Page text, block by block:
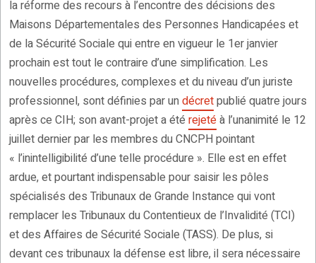
la réforme des recours à l’encontre des décisions des
Maisons Départementales des Personnes Handicapées et
de la Sécurité Sociale qui entre en vigueur le 1er janvier
prochain est tout le contraire d’une simplification. Les
nouvelles procédures, complexes et du niveau d’un juriste
professionnel, sont définies par undécretpublié quatre jours
après ce CIH; son avant-projet a été rejetéà l’unanimité le 12
juillet dernier par les membres du CNCPH pointant
« l’inintelligibilité d’une telle procédure ». Elle est en effet
ardue, et pourtant indispensable pour saisir les pôles
spécialisés des Tribunaux de Grande Instance qui vont
remplacer les Tribunaux du Contentieux de l’Invalidité (TCI)
et des Affaires de Sécurité Sociale (TASS). De plus, si
devant ces tribunaux la défense est libre, il sera nécessaire